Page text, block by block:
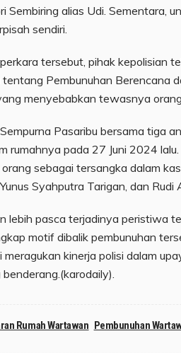
Sembiring alias Udi. Sementara,
sendiri.
tersebut, pihak kepolisian
Pembunuhan Berencana
menyebabkan tewasnya
Pasaribu bersama tiga
rumahnya pada 27 Juni 2024
sebagai tersangka dalam
Syahputra Tarigan, dan Rudi
lebih pasca terjadinya peristiwa
motif dibalik pembunuhan
meragukan kinerja polisi dalam
Rumah Wartawan Pembunuhan